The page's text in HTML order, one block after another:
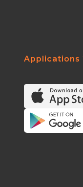
Applications